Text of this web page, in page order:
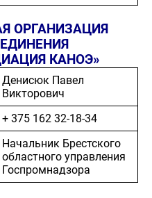
ОРГАНИЗАЦИЯ
КАНОЭ»
Денисюк Павел
Викторович
+ 375 162 32-18-34
Начальник Брестского
областного управления
Госпромнадзора